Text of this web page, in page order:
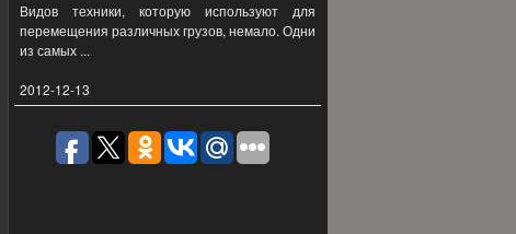
Видов техники, которую используют для
перемещения различных грузов, немало. Одни
из самых ...
2012-12-13